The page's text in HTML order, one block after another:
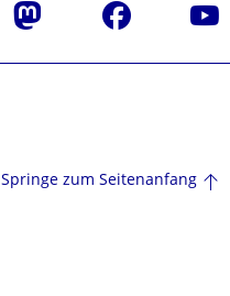
Mastodon Facebook
Springe zum Seitenanfang